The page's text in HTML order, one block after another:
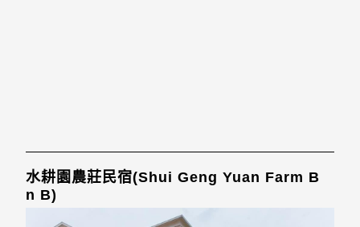
水耕園農莊民宿(Shui Geng Yuan Farm B
n B)